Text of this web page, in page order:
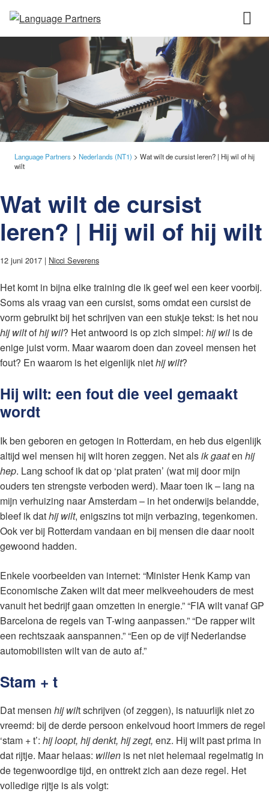
Language Partners > Nederlands (NT1) > Wat wilt de cursist leren? | Hij wil of hij
wilt
Wat wilt de cursist
leren? | Hij wil of hij wilt
12 juni 2017 | Nicci Severens
Het komt in bijna elke training die ik geef wel een keer voorbij.
Soms als vraag van een cursist, soms omdat een cursist de
vorm gebruikt bij het schrijven van een stukje tekst: is het nou
hij wiltofhij wil? Het antwoord is op zich simpel: hij wil is de
enige juist vorm. Maar waarom doen dan zoveel mensen het
fout? En waarom is het eigenlijk niethij wilt?
Hij wilt: een fout die veel gemaakt
wordt
Ik ben geboren en getogen in Rotterdam, en heb dus eigenlijk
altijd wel mensen hij wilt horen zeggen. Net alsik gaaten hij
hep. Lang schoof ik dat op ‘plat praten’ (wat mij door mijn
ouders ten strengste verboden werd). Maar toen ik – lang na
mijn verhuizing naar Amsterdam – in het onderwijs belandde,
bleef ik dathij wilt, enigszins tot mijn verbazing, tegenkomen.
Ook ver bij Rotterdam vandaan en bij mensen die daar nooit
gewoond hadden.
Enkele voorbeelden van internet: “Minister Henk Kamp van
Economische Zaken wilt dat meer melkveehouders de mest
vanuit het bedrijf gaan omzetten in energie.” “FIA wilt vanaf GP
Barcelona de regels van T-wing aanpassen.” “De rapper wilt
een rechtszaak aanspannen.” “Een op de vijf Nederlandse
automobilisten wilt van de auto af.”
Stam + t
Dat mensen hij wilt schrijven (of zeggen), is natuurlijk niet zo
vreemd: bij de derde persoon enkelvoud hoort immers de regel
‘stam + t’: hij loopt, hij denkt, hij zegt, enz. Hij wilt past prima in
dat rijtje. Maar helaas: willen is net niet helemaal regelmatig in
de tegenwoordige tijd, en onttrekt zich aan deze regel. Het
volledige rijtje is als volgt: